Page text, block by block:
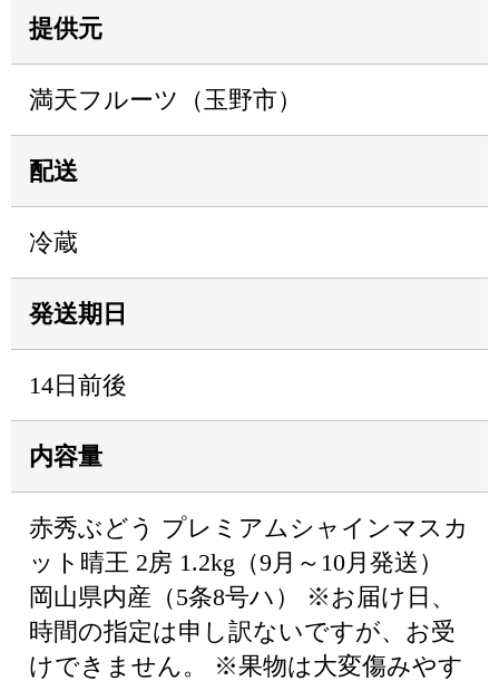
提供元
満天フルーツ（玉野市）
配送
冷蔵
発送期日
14日前後
内容量
赤秀ぶどう プレミアムシャインマスカ
ット晴王 2房 1.2kg（9月～10月発送）
岡山県内産（5条8号ハ） ※お届け日、
時間の指定は申し訳ないですが、お受
けできません。 ※果物は大変傷みやす